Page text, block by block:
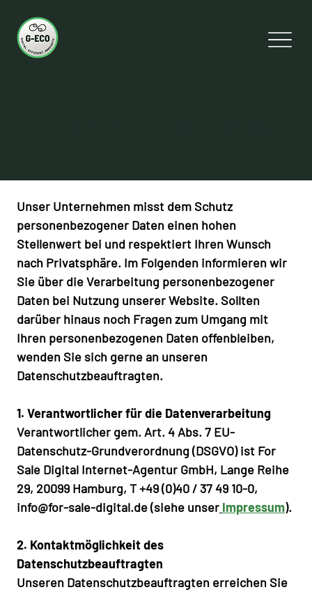
Unser Unternehmen misst dem Schutz
personenbezogener Daten einen hohen
Stellenwert bei und respektiert Ihren Wunsch
nach Privatsphäre. Im Folgenden informieren wir
Sie über die Verarbeitung personenbezogener
Daten bei Nutzung unserer Website. Sollten
darüber hinaus noch Fragen zum Umgang mit
Ihren personenbezogenen Daten offenbleiben,
wenden Sie sich gerne an unseren
Datenschutzbeauftragten.
1. Verantwortlicher für die Datenverarbeitung
Verantwortlicher gem. Art. 4 Abs. 7 EU-
Datenschutz-Grundverordnung (DSGVO) ist For
Sale Digital Internet-Agentur GmbH, Lange Reihe
29, 20099 Hamburg, T +49 (0)40 / 37 49 10-0,
info@for-sale-digital.de(siehe unser Impressum).
2. Kontaktmöglichkeit des
Datenschutzbeauftragten
Unseren Datenschutzbeauftragten erreichen Sie